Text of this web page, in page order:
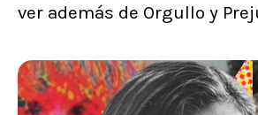
ver además de Orgullo y